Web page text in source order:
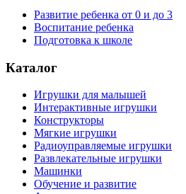
Развитие ребенка от 0 и до 3
Воспитание ребенка
Подготовка к школе
Каталог
Игрушки для малышей
Интерактивные игрушки
Конструкторы
Мягкие игрушки
Радиоуправляемые игрушки
Развлекательные игрушки
Машинки
Обучение и развитие